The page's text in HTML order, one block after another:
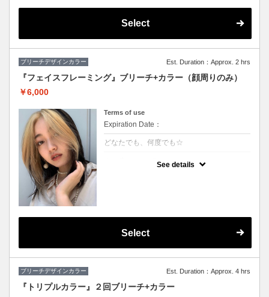
Select
ブリーチデザインカラー Est. Duration：Approx. 2 hrs
『フェイスフレーミング』ブリーチ+カラー（顔周りのみ）
￥6,000
Terms of use
Expiration Date：
どなたでも、何度でも☆
See details
Select
ブリーチデザインカラー Est. Duration：Approx. 4 hrs
『トリプルカラー』２回ブリーチ+カラー